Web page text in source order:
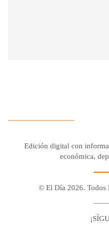
Edición digital con
económica,
© El Día 2026. Todos